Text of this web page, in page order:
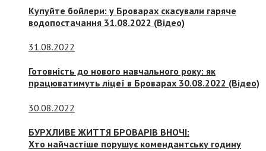
Купуйте бойлери: у Броварах скасували гаряче
водопостачання 31.08.2022 (Відео)
31.08.2022
Готовність до нового навчального року: як
працюватимуть ліцеї в Броварах 30.08.2022 (Відео)
30.08.2022
БУРХЛИВЕ ЖИТТЯ БРОВАРІВ ВНОЧІ:
Хто найчастіше порушує комендантську годину